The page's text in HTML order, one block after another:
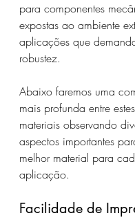
para componentes
expostas ao ambiente
aplicações que
robustez.
Abaixo faremos uma
mais profunda entre
materiais observando
aspectos importantes
melhor material para
aplicação.
Facilidade de